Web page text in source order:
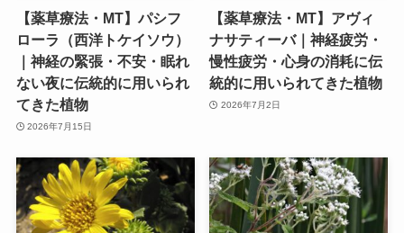
【薬草療法・MT】パシフ
ローラ（西洋トケイソウ）
｜神経の緊張・不安・眠れ
ない夜に伝統的に用いられ
てきた植物
2026年7月15日
【薬草療法・MT】アヴィ
ナサティーバ｜神経疲労・
慢性疲労・心身の消耗に伝
統的に用いられてきた植物
2026年7月2日